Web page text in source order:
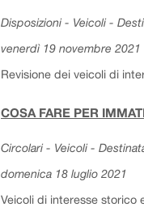
Disposizioni - Veicoli -
venerdì 19 novembre 2021
Revisione dei veicoli di
COSA FARE PER
Circolari - Veicoli -
domenica 18 luglio 2021
Veicoli di interesse storico